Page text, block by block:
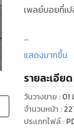
เพลย์บอยที่เ
ศศิ
"ถ้ามีแล้วเป็น
"แต่พี่มีลูกก็มีค
"ไม่ต้องเป็นห่
หน้า"
แสดงมากขึ้น
รายละเอียด
วันวางขาย : 01
จำนวนหน้า :
ประเภทไฟล์: